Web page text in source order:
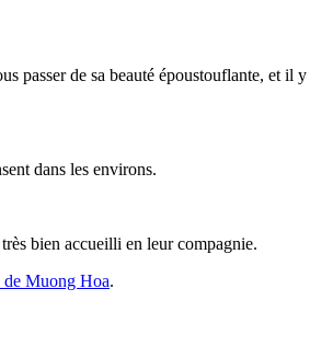
de sa beauté époustouflante, et il y
dans les environs.
bien accueilli en leur compagnie.
de Muong Hoa.